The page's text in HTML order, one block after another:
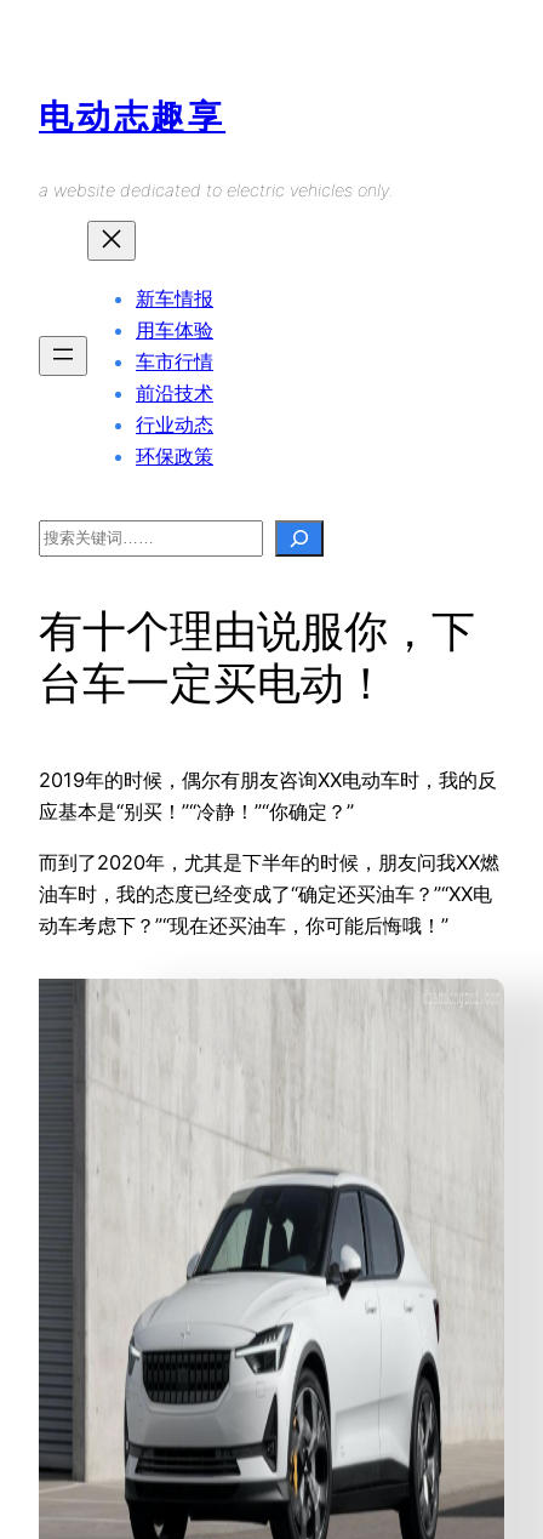
电动志趣享
a website dedicated to electric vehicles only.
新车情报
用车体验
车市行情
前沿技术
行业动态
环保政策
Search
有十个理由说服你，下
台车一定买电动！
2019年的时候，偶尔有朋友咨询XX电动车时，我的反
应基本是“别买！”“冷静！”“你确定？”
而到了2020年，尤其是下半年的时候，朋友问我XX燃
油车时，我的态度已经变成了“确定还买油车？”“XX电
动车考虑下？”“现在还买油车，你可能后悔哦！”